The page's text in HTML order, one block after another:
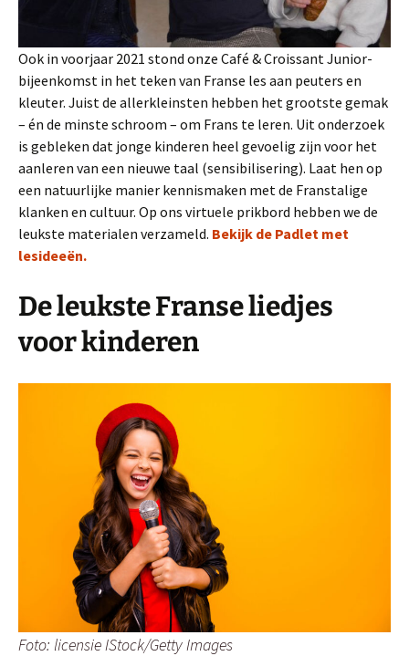
Ook in voorjaar 2021 stond onze Café & Croissant Junior-
bijeenkomst in het teken van Franse les aan peuters en
kleuter. Juist de allerkleinsten hebben het grootste gemak
– én de minste schroom – om Frans te leren. Uit onderzoek
is gebleken dat jonge kinderen heel gevoelig zijn voor het
aanleren van een nieuwe taal (sensibilisering). Laat hen op
een natuurlijke manier kennismaken met de Franstalige
klanken en cultuur. Op ons virtuele prikbord hebben we de
leukste materialen verzameld. Bekijk de Padlet met
lesideeën.
De leukste Franseliedjes
voor kinderen
Foto: licensie IStock/Getty Images